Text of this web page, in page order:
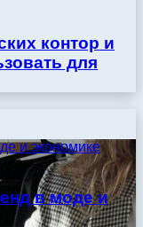
контор и
для
и экономике
в моде и